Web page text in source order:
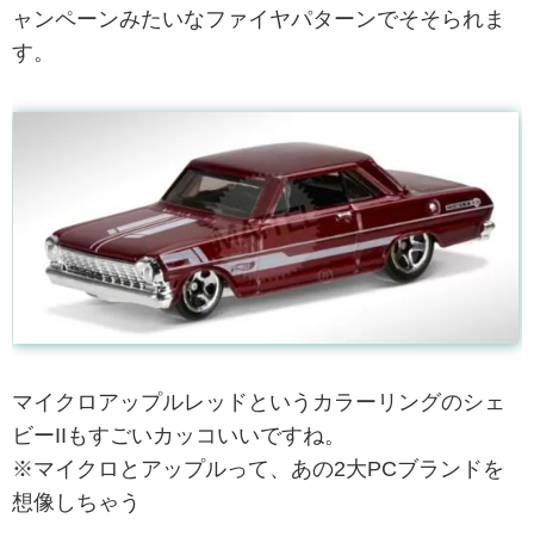
ャンペーンみたいなファイヤパターンでそそられま
す。
マイクロアップルレッドというカラーリングのシェ
ビーIIもすごいカッコいいですね。
※マイクロとアップルって、あの2大PCブランドを
想像しちゃう